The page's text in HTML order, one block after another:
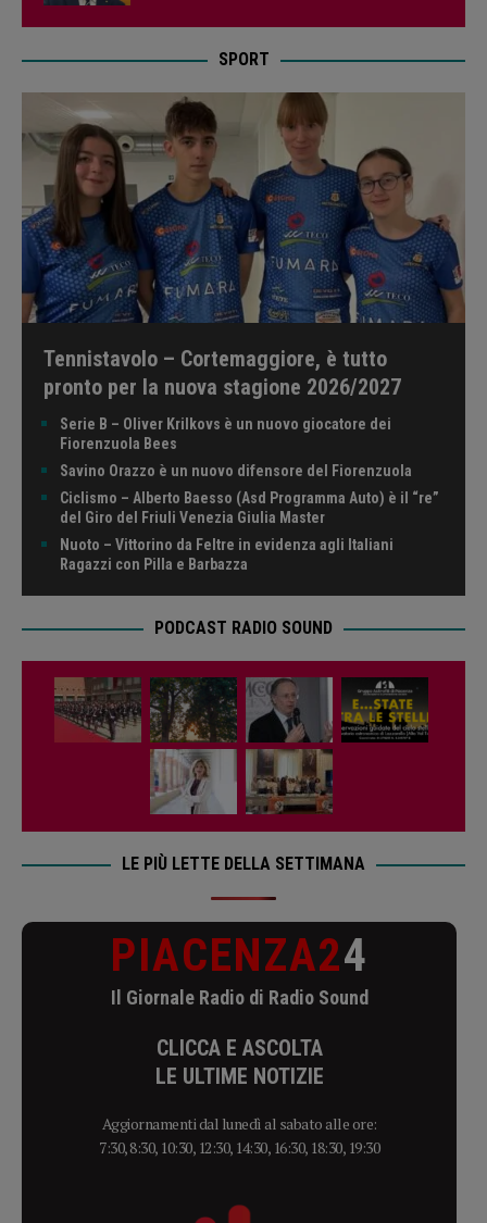
SPORT
Tennistavolo – Cortemaggiore, è tutto
pronto per la nuova stagione 2026/2027
Serie B – Oliver Krilkovs è un nuovo giocatore dei
Fiorenzuola Bees
Savino Orazzo è un nuovo difensore del Fiorenzuola
Ciclismo – Alberto Baesso (Asd Programma Auto) è il “re”
del Giro del Friuli Venezia Giulia Master
Nuoto – Vittorino da Feltre in evidenza agli Italiani
Ragazzi con Pilla e Barbazza
PODCAST RADIO SOUND
LE PIÙ LETTE DELLA SETTIMANA
PIACENZA24
Il Giornale Radio di Radio Sound
CLICCA E ASCOLTA
LE ULTIME NOTIZIE
Aggiornamenti dal lunedì al sabato alle ore:
7:30, 8:30, 10:30, 12:30, 14:30, 16:30, 18:30, 19:30